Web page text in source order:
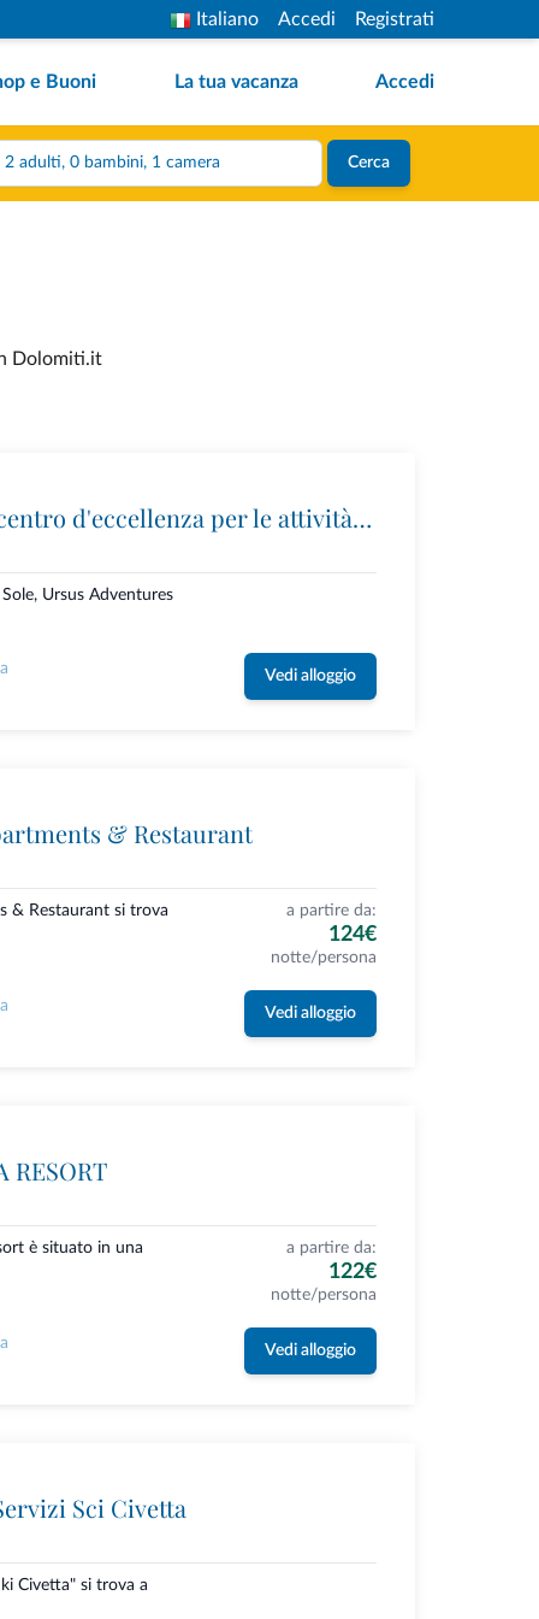
Italiano Accedi Registrati
e Buoni La tua vacanza Accedi
2 adulti, 0 bambini, 1 camera Cerca
Dolomiti.it
Ursus Adventures: il centro d'eccellenza per le attività outdoor premium in Trentino
Ursus Adventures
Vedi alloggio
& Restaurant
& Restaurant si trova
a partire da:
124€
notte/persona
Vedi alloggio
RESORT
è situato in una
a partire da:
122€
notte/persona
Vedi alloggio
Sci Civetta
Civetta" si trova a